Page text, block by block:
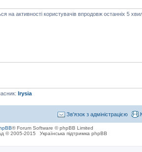
на активності користувачів впродовж останніх 5
Irysia
Зв'язок з адміністрацією
® Forum Software © phpBB Limited
© 2005-2015
Українська підтримка phpBB